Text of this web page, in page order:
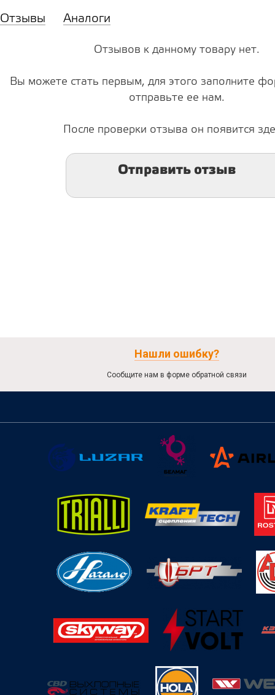
Отзывы Аналоги
Отзывов к данному товару нет.
Вы можете стать первым, для этого заполните
отправьте ее нам.
После проверки отзыва он появится
Отправить отзыв
Нашли ошибку?
Сообщите нам в форме обратной связи